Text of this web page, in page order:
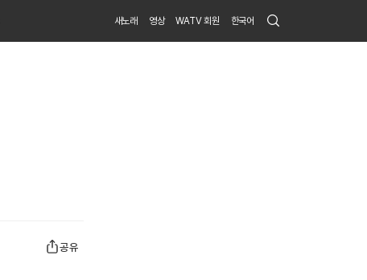
새노래 영상 WATV 회원 한국어 Search
Submit
공유